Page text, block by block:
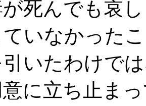
死んでも哀
いなかった
いたわけで
に立ち止ま